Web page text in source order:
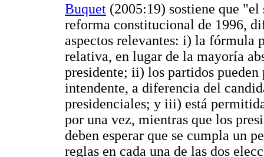
Buquet (2005:19) sostiene que
reforma constitucional de 1996,
aspectos relevantes: i) la fórmula
relativa, en lugar de la mayoría
presidente; ii) los partidos pueden
intendente, a diferencia del
presidenciales; y iii) está
por una vez, mientras que los
deben esperar que se cumpla un
reglas en cada una de las dos